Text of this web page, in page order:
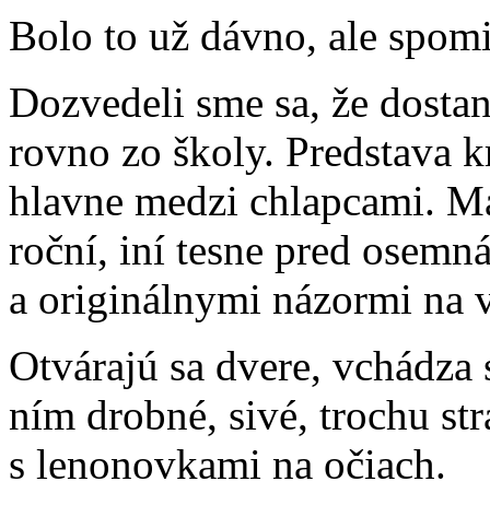
Bolo to už dávno, ale
Dozvedeli sme sa, že
rovno zo školy. Predstava
hlavne medzi chlapcami.
roční, iní tesne pred
a originálnymi názormi na
Otvárajú sa dvere,
ním drobné, sivé, trochu
s lenonovkami na očiach.